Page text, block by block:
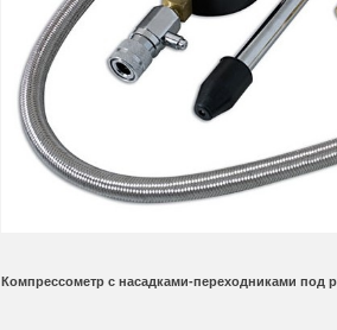
Компрессометр с насадками-переходниками под